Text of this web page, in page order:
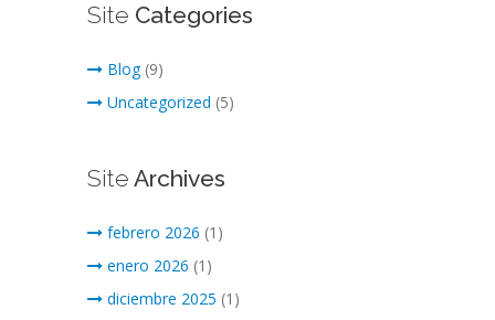
Site Categories
Blog(9)
Uncategorized (5)
Site Archives
febrero 2026 (1)
enero 2026 (1)
diciembre 2025 (1)